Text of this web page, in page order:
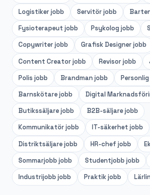
Logistikerjobb Servitörjobb
Fysioterapeut jobb Psykolog jobb
Copywriterjobb Grafisk Designerjobb
Content Creatorjobb Revisorjobb
Polis jobb Brandman jobb
Barnskötarejobb Digital
Butikssäljarejobb B2B-säljarejobb
Kommunikatörjobb IT-säkerhet jobb
Distriktsäljarejobb HR-chef jobb
Sommarjobb jobb Studentjobb jobb
Industrijobb jobb Praktikjobb